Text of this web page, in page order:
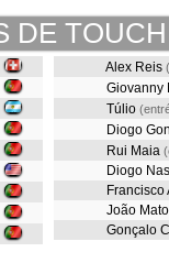
DE
Alex Reis
Giovanny
Túlio
Diogo
Rui Maia
Diogo
Francisco
João
Gonçalo